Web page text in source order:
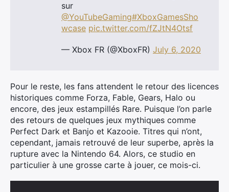
sur
@YouTubeGaming#XboxGamesSho
wcase pic.twitter.com/fZJtN4Otsf
— Xbox FR (@XboxFR) July 6, 2020
Pour le reste, les fans attendent le retour des licences
historiques comme Forza, Fable, Gears, Halo ou
encore, des jeux estampillés Rare. Puisque l’on parle
des retours de quelques jeux mythiques comme
Perfect Dark et Banjo et Kazooie. Titres qui n’ont,
cependant, jamais retrouvé de leur superbe, après la
rupture avec la Nintendo 64. Alors, ce studio en
particulier à une grosse carte à jouer, ce mois-ci.